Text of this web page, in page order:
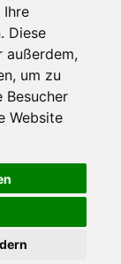
Ihre
Diese
außerdem,
um zu
Besucher
Website
весь функционал
и, при желании,